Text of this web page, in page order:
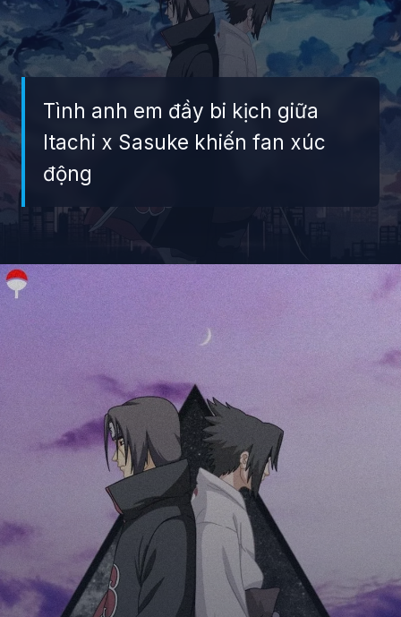
Tình anh em đầy bi kịch giữa
Itachi x Sasuke khiến fan xúc
động
https://giaydabonghana.com/anh-sasuke